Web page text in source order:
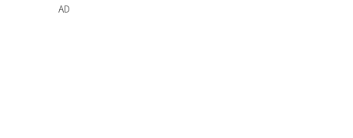
AD